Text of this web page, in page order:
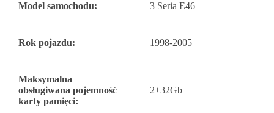
Model samochodu: 3 Seria E46
Rok pojazdu: 1998-2005
Maksymalna
obsługiwana pojemność
karty pamięci:
2+32Gb